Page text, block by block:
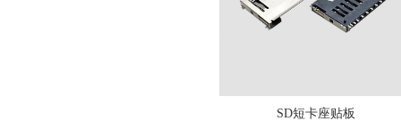
SD短卡座贴板